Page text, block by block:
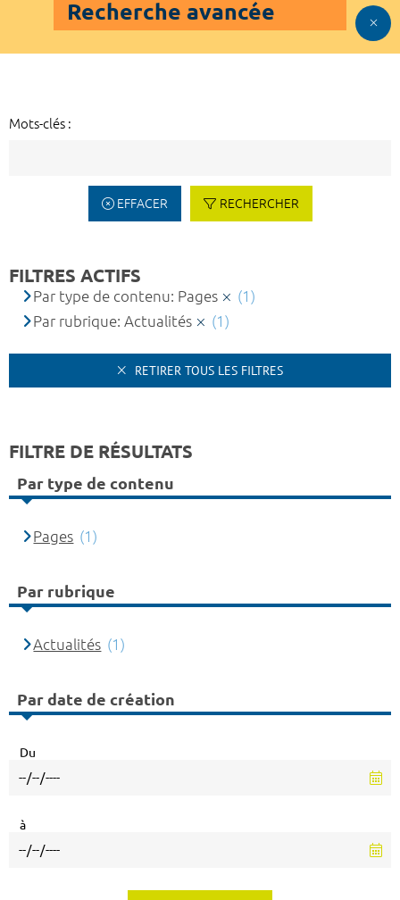
Recherche avancée
Mots-clés :
EFFACER RECHERCHER
FILTRES ACTIFS
Par type de contenu: Pages
(1)
Par rubrique: Actualités
(1)
RETIRER TOUS LES FILTRES
FILTRE DE RÉSULTATS
Par type de contenu
Pages (1)
Par rubrique
Actualités (1)
Par date de création
Du
à